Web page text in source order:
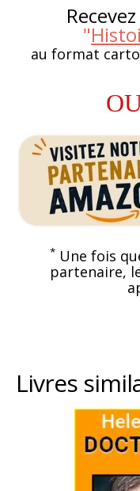
"
au format
*Une fois
partenaire,
Livres